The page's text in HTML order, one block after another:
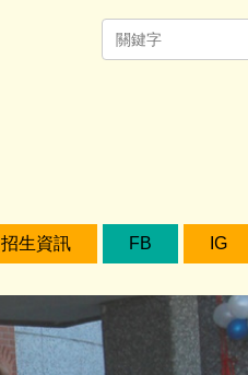
招生資訊 FB IG